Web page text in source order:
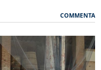
COMMENTA